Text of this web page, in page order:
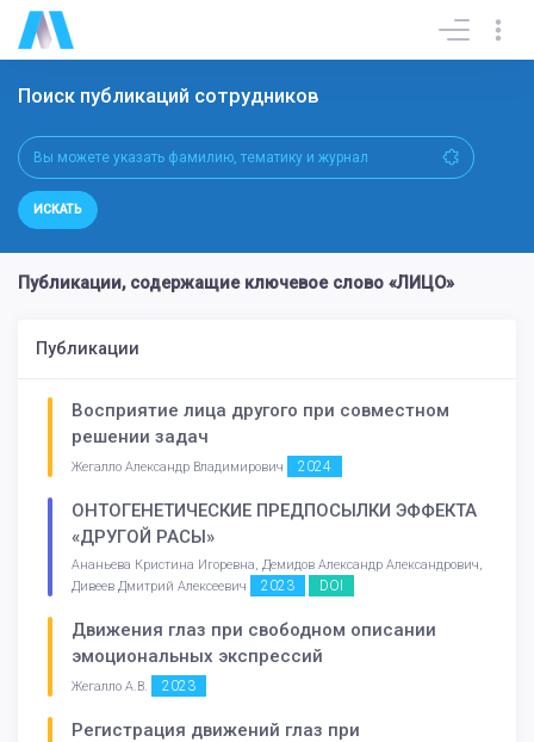
Поиск публикаций сотрудников
ИСКАТЬ
Публикации, содержащие ключевое слово «ЛИЦО»
Публикации
Восприятие лица другого при совместном
решении задач
Жегалло Александр Владимирович 2024
ОНТОГЕНЕТИЧЕСКИЕ ПРЕДПОСЫЛКИ ЭФФЕКТА
«ДРУГОЙ РАСЫ»
Ананьева Кристина Игоревна, Демидов Александр Александрович,
Дивеев Дмитрий Алексеевич
2023 DOI
Движения глаз при свободном описании
эмоциональных экспрессий
Жегалло А.В. 2023
Регистрация движений глаз при